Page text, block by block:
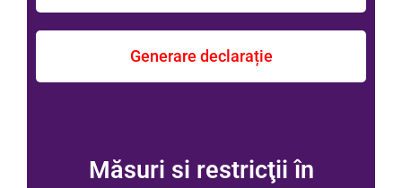
Generare declarație
Măsuri si restricţii în